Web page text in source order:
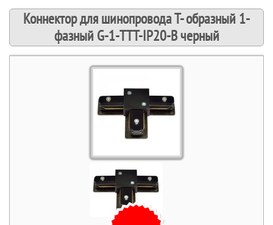
Коннектор для шинопровода Т- образный 1-
фазный G-1-TTT-IP20-B черный